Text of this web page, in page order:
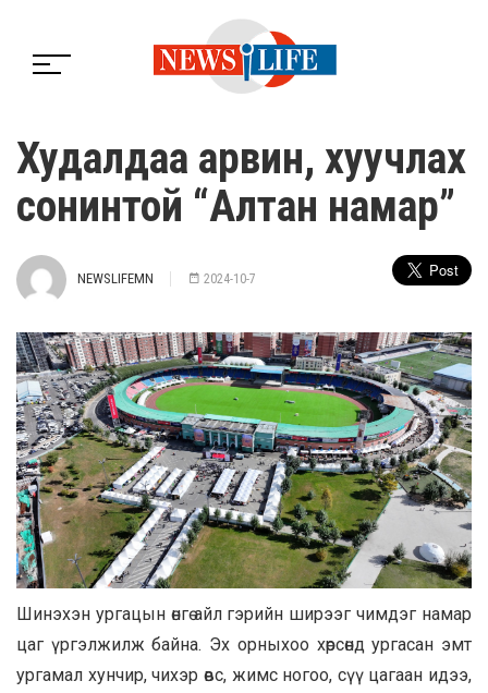
Худалдаа арвин, хуучлах
сонинтой “Алтан намар”
NEWSLIFEMN 2024-10-7
Шинэхэн ургацын өнгө айл гэрийн ширээг чимдэг намар
цаг үргэлжилж байна. Эх орныхоо хөрсөнд ургасан эмт
ургамал хунчир, чихэр өвс, жимс ногоо, сүү цагаан идээ,